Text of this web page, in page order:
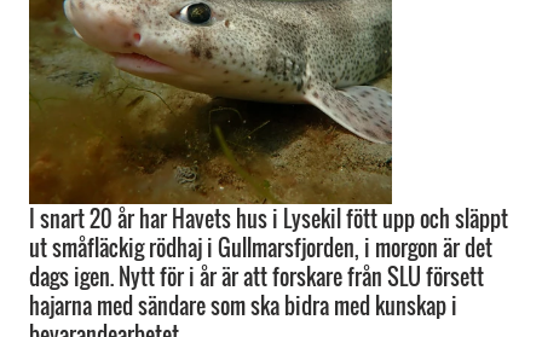
I snart 20 år har Havets hus i Lysekil fött upp och släppt
ut småfläckig rödhaj i Gullmarsfjorden, i morgon är det
dags igen. Nytt för i år är att forskare från SLU försett
hajarna med sändare som ska bidra med kunskap i